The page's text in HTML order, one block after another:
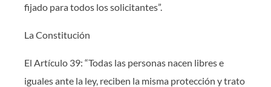
fijado para todos los solicitantes”.
La Constitución
El Artículo 39: “Todas las personas nacen libres e
iguales ante la ley, reciben la misma protección y trato